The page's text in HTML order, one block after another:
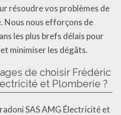
résoudre vos problèmes de
Nous nous efforçons de
les plus brefs délais pour
minimiser les dégâts.
de choisir Frédéric
et Plomberie ?
SAS AMG Électricité et